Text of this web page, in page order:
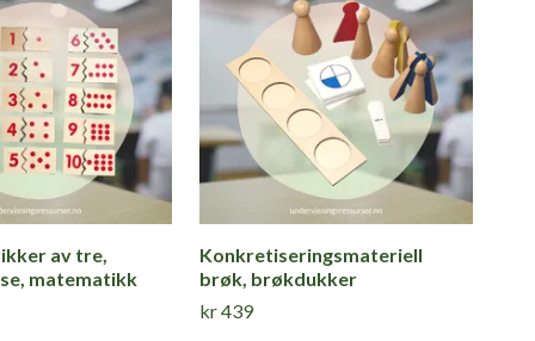
av tre,
matematikk
Konkretiseringsmateriell
brøk, brøkdukker
kr 439